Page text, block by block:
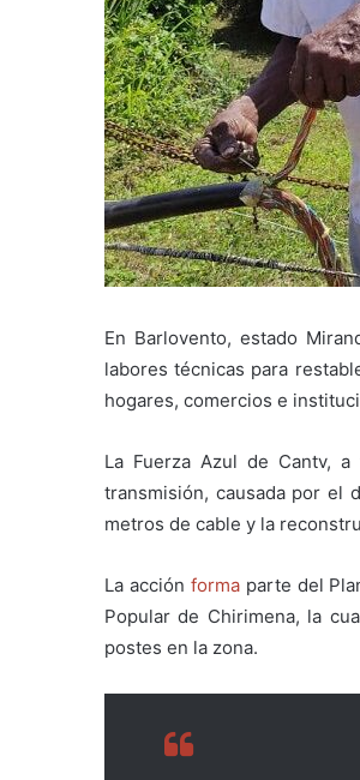
En Barlovento, estado
labores técnicas para
hogares, comercios e
La Fuerza Azul de Cantv,
transmisión, causada por el
metros de cable y la
La acción formaparte del
Popular de Chirimena, la
postes en la zona.